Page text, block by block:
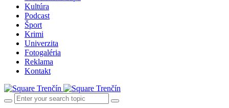
Kultúra
Podcast
Šport
Krimi
Univerzita
Fotogaléria
Reklama
Kontakt